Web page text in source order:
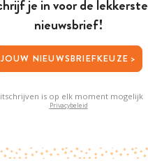
je in voor de lekkerste
nieuwsbrief!
JOUW NIEUWSBRIEFKEUZE >
is op elk moment mogelijk
Privacybeleid